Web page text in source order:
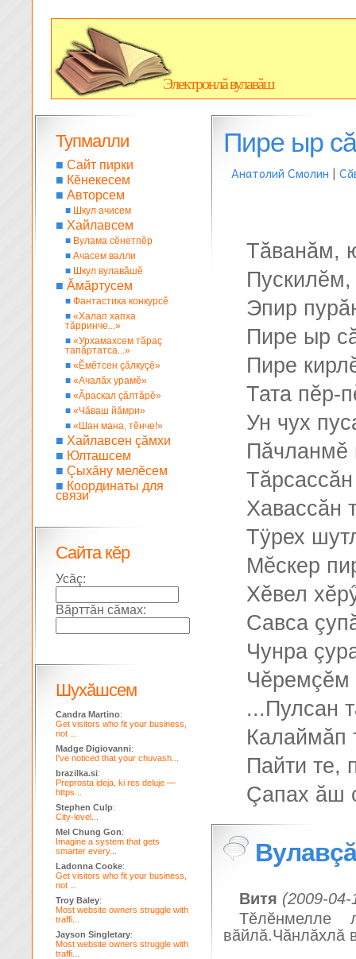
Электронлă вулавăш
Пире ыр
Анатолий Смолин |
Тăванăм,
Эпир
Пире ыр
Пире
Тата пĕр-
Ун чух
Пăчланмĕ
Хавассăн
Тÿрех
Мĕскер
Хĕвел
Савса
Чунра
Чĕремçĕм
...Пулсан
Калаймăп
Пайти те,
Çапах ăш
Витя (2009-
Тĕлĕнмелле
вăйлă.Чăнлăхлă
Тупмалли
■ Сайт пирки
■ Кĕнекесем
■ Авторсем
■ Шкул ачисем
■ Хайлавсем
■ Вулама сĕнетпĕр
■ Ачасем валли
■ Шкул вулавăшĕ
■ Ăмăртусем
■ Фантастика конкурсĕ
■ «Халап хапха
тăрринче...»
■ «Урхамахсем тăраç
тапăртатса...»
■ «Ĕмĕтсен çăлкуçĕ»
■ «Ачалăх урамĕ»
■ «Ăраскал çăлтăрĕ»
■ «Чăваш йăмри»
■ «Шан мана, тĕнче!»
■ Хайлавсен çăмхи
■ Юлташсем
■ Çыхăну мелĕсем
■ Координаты для
связи
Сайта кĕр
Усăç:
Вăрттăн сăмах:
Шухăшсем
Candra Martino:
Get visitors who fit your business,
not ...
Madge Digiovanni:
I've noticed that your chuvash...
brazilka.si:
Preprosta ideja, ki res deluje —
https...
Stephen Culp:
City-level...
Mel Chung Gon:
Imagine a system that gets
smarter every...
Ladonna Cooke:
Get visitors who fit your business,
not ...
Troy Baley:
Most website owners struggle with
traffi...
Jayson Singletary:
Most website owners struggle with
traffi...